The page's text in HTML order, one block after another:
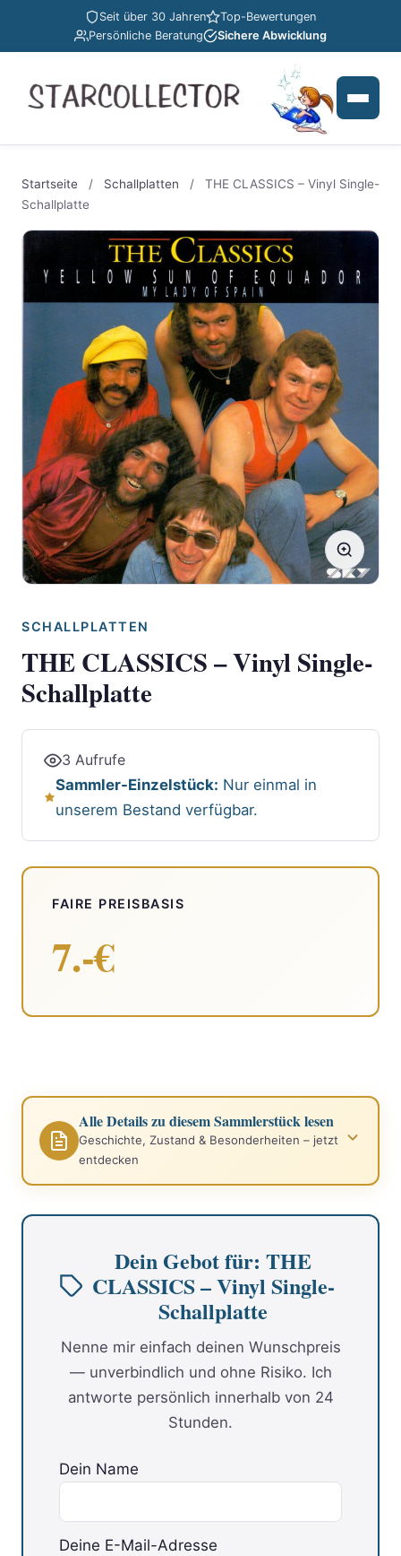
Seit über 30 Jahren
Top-Bewertungen
Persönliche Beratung
Sichere Abwicklung
Startseite / Schallplatten /
THE CLASSICS – Vinyl Single-
Schallplatte
SCHALLPLATTEN
THE CLASSICS – Vinyl Single-
Schallplatte
3 Aufrufe
Sammler-Einzelstück: Nur einmal in
unserem Bestand verfügbar.
FAIRE PREISBASIS
7.-€
Alle Details zu diesem Sammlerstück lesen
Geschichte, Zustand & Besonderheiten – jetzt
entdecken
Dein Gebot für: THE
CLASSICS – Vinyl Single-
Schallplatte
Nenne mir einfach deinen Wunschpreis
— unverbindlich und ohne Risiko. Ich
antworte persönlich innerhalb von 24
Stunden.
Dein Name
Deine E-Mail-Adresse